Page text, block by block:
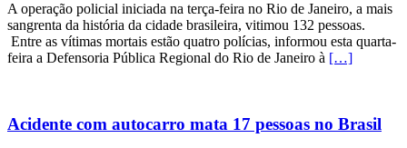
A operação policial iniciada na terça-feira no Rio de Janeiro, a mais
sangrenta da história da cidade brasileira, vitimou 132 pessoas.
Entre as vítimas mortais estão quatro polícias, informou esta quarta-
feira a Defensoria Pública Regional do Rio de Janeiro à […]
Acidente com autocarro mata 17 pessoas no Brasil